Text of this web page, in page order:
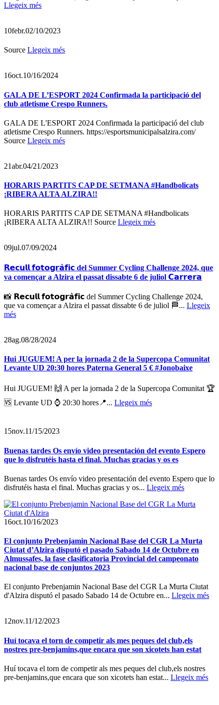
Llegeix més
10febr.02/10/2023
Source Llegeix més
16oct.10/16/2024
GALA DE L’ESPORT 2024 Confirmada la participació del
club atletisme Crespo Runners.
GALA DE L'ESPORT 2024 Confirmada la participació del club
atletisme Crespo Runners. https://esportsmunicipalsalzira.com/
Source Llegeix més
21abr.04/21/2023
HORARIS PARTITS CAP DE SETMANA #Handbolicats
¡RIBERA ALTA ALZIRA!!
HORARIS PARTITS CAP DE SETMANA #Handbolicats
¡RIBERA ALTA ALZIRA!! Source Llegeix més
09jul.07/09/2024
𝗥𝗲𝗰𝘂𝗹𝗹 𝗳𝗼𝘁𝗼𝗴𝗿𝗮̀𝗳𝗶𝗰 del Summer Cycling Challenge 2024, que
va començar a Alzira el passat dissabte 6 de juliol 𝗖𝗮𝗿𝗿𝗲𝗿𝗮
📸 𝗥𝗲𝗰𝘂𝗹𝗹 𝗳𝗼𝘁𝗼𝗴𝗿𝗮̀𝗳𝗶𝗰 del Summer Cycling Challenge 2024,
que va començar a Alzira el passat dissabte 6 de juliol 🏁... Llegeix
més
28ag.08/28/2024
Hui JUGUEM! A per la jornada 2 de la Supercopa Comunitat
Levante UD 20:30 hores Paterna General 5 € #Jonobaixe
Hui JUGUEM! 🙌 A per la jornada 2 de la Supercopa Comunitat 🏆
🆚 Levante UD ⌚️ 20:30 hores📍... Llegeix més
15nov.11/15/2023
Buenas tardes Os envío video presentación del evento Espero
que lo disfrutéis hasta el final. Muchas gracias y os es
Buenas tardes Os envío video presentación del evento Espero que lo
disfrutéis hasta el final. Muchas gracias y os... Llegeix més
16oct.10/16/2023
El conjunto Prebenjamin Nacional Base del CGR La Murta
Ciutat d’Alzira disputó el pasado Sabado 14 de Octubre en
Almussafes, la fase clasificatoria Provincial del campeonato
nacional base de conjuntos 2023
El conjunto Prebenjamin Nacional Base del CGR La Murta Ciutat
d'Alzira disputó el pasado Sabado 14 de Octubre en... Llegeix més
12nov.11/12/2023
Huí tocava el torn de competir als mes peques del club,els
nostres pre-benjamins,que encara que son xicotets han estat
Huí tocava el torn de competir als mes peques del club,els nostres
pre-benjamins,que encara que son xicotets han estat... Llegeix més